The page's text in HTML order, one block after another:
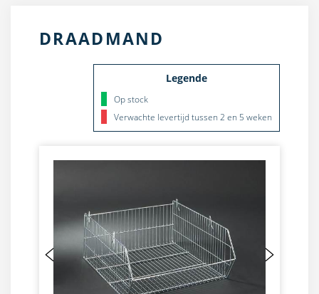
DRAADMAND
Legende
Op stock
Verwachte levertijd tussen 2 en 5 weken